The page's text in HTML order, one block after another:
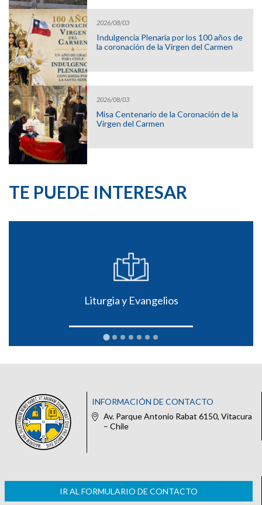
2026/08/03
Indulgencia Plenaria por los 100 años de
la coronación de la Virgen del Carmen
2026/08/03
Misa Centenario de la Coronación de la
Virgen del Carmen
TE PUEDE INTERESAR
Liturgia y Evangelios
INFORMACIÓN DE CONTACTO
Av. Parque Antonio Rabat 6150, Vitacura
– Chile
IR AL FORMULARIO DE CONTACTO